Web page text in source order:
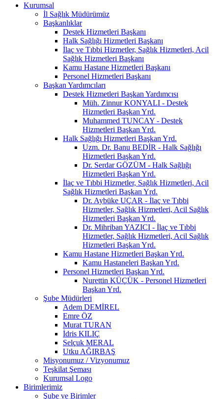
Kurumsal
İl Sağlık Müdürümüz
Başkanlıklar
Destek Hizmetleri Başkanı
Halk Sağlığı Hizmetleri Başkanı
İlaç ve Tıbbi Hizmetler, Sağlık Hizmetleri, Acil
Sağlık Hizmetleri Başkanı
Kamu Hastane Hizmetleri Başkanı
Personel Hizmetleri Başkanı
Başkan Yardımcıları
Destek Hizmetleri Başkan Yardımcısı
Müh. Zinnur KONYALI - Destek
Hizmetleri Başkan Yrd.
Muhammed TUNCAY - Destek
Hizmetleri Başkan Yrd.
Halk Sağlığı Hizmetleri Başkan Yrd.
Uzm. Dr. Banu BEDİR - Halk Sağlığı
Hizmetleri Başkan Yrd.
Dr. Serdar GÖZÜM - Halk Sağlığı
Hizmetleri Başkan Yrd.
İlaç ve Tıbbi Hizmetler, Sağlık Hizmetleri, Acil
Sağlık Hizmetleri Başkan Yrd.
Dr. Aybüke UÇAR - İlaç ve Tıbbi
Hizmetler, Sağlık Hizmetleri, Acil Sağlık
Hizmetleri Başkan Yrd.
Dr. Mihriban YAZICI - İlaç ve Tıbbi
Hizmetler, Sağlık Hizmetleri, Acil Sağlık
Hizmetleri Başkan Yrd.
Kamu Hastane Hizmetleri Başkan Yrd.
Kamu Hastaneleri Başkan Yrd.
Personel Hizmetleri Başkan Yrd.
Nurettin KÜÇÜK - Personel Hizmetleri
Başkan Yrd.
Şube Müdürleri
Adem DEMİREL
Emre ÖZ
Murat TURAN
İdris KILIÇ
Selçuk MERAL
Utku AĞIRBAŞ
Misyonumuz / Vizyonumuz
Teşkilat Şeması
Kurumsal Logo
Birimlerimiz
Şube ve Birimler